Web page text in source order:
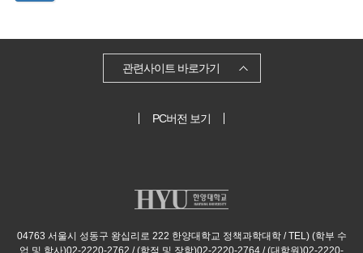
관련사이트 바로가기
PC버전 보기
04763 서울시 성동구 왕십리로 222 한양대학교 정책과학대학 / TEL) (학부 수
업 및 학사)02-2220-2762 / (학적 및 장학)02-2220-2764 / (대학원)02-2220-